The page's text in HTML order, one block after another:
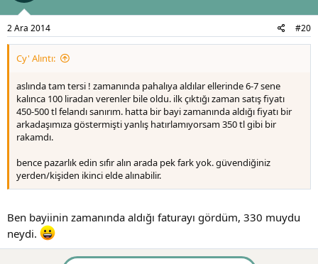
2 Ara 2014 #20
Cy' Alıntı:
aslında tam tersi ! zamanında pahalıya aldılar ellerinde 6-7 sene
kalınca 100 liradan verenler bile oldu. ilk çıktığı zaman satış fiyatı
450-500 tl felandı sanırım. hatta bir bayi zamanında aldığı fiyatı bir
arkadaşımıza göstermişti yanlış hatırlamıyorsam 350 tl gibi bir
rakamdı.
bence pazarlık edin sıfır alın arada pek fark yok. güvendiğiniz
yerden/kişiden ikinci elde alınabilir.
Ben bayiinin zamanında aldığı faturayı gördüm, 330 muydu
neydi.